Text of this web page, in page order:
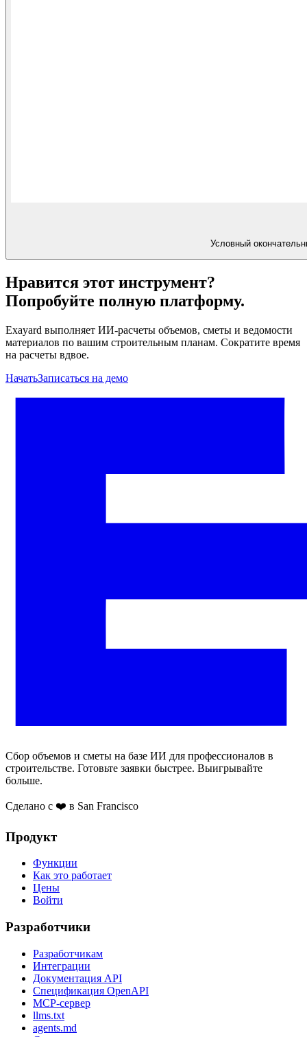
Условный
Нравится этот инструмент?
Попробуйте полную платформу.
Exayard выполняет ИИ-расчеты объемов, сметы и ведомости
материалов по вашим строительным планам. Сократите время
на расчеты вдвое.
НачатьЗаписаться на демо
Сбор объемов и сметы на базе ИИ для профессионалов в
строительстве. Готовьте заявки быстрее. Выигрывайте
больше.
Сделано с ❤️ в San Francisco
Продукт
Функции
Как это работает
Цены
Войти
Разработчики
Разработчикам
Интеграции
Документация API
Спецификация OpenAPI
MCP-сервер
llms.txt
agents.md